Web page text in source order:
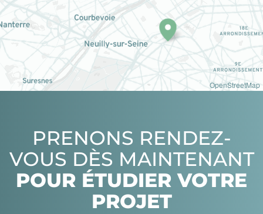
OpenStreetMap
PRENONS RENDEZ-
VOUS DÈS MAINTENANT
POUR ÉTUDIER VOTRE
PROJET